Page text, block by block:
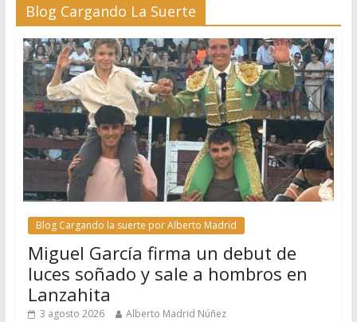
Blog Cargando La Suerte
Blog Cargando la suerte por Alberto Madrid
Miguel García firma un debut de
luces soñado y sale a hombros en
Lanzahita
3 agosto 2026 Alberto Madrid Núñez